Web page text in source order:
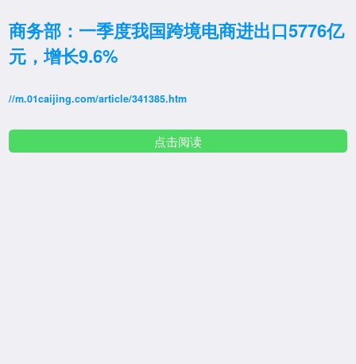
商务部：一季度我国跨境电商进出口5776亿
元，增长9.6%
//m.01caijing.com/article/341385.htm
点击阅读